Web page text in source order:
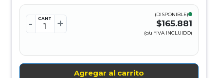
- CANT +
(DISPONIBLE)
$165.881
(c/u *IVA INCLUIDO)
Agregar al carrito